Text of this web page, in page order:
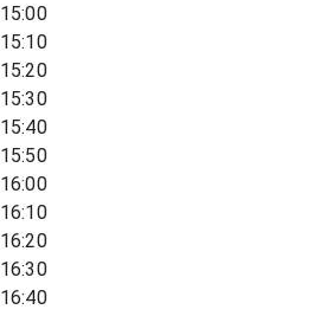
15:00
15:10
15:20
15:30
15:40
15:50
16:00
16:10
16:20
16:30
16:40